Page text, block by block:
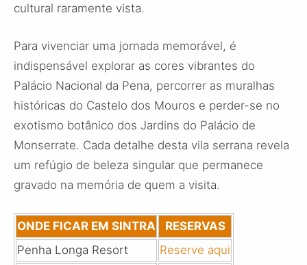
cultural raramente vista.
Para vivenciar uma jornada memorável, é
indispensável explorar as cores vibrantes do
Palácio Nacional da Pena, percorrer as muralhas
históricas do Castelo dos Mouros e perder-se no
exotismo botânico dos Jardins do Palácio de
Monserrate. Cada detalhe desta vila serrana revela
um refúgio de beleza singular que permanece
gravado na memória de quem a visita.
ONDE FICAR EM SINTRA
RESERVAS
Penha Longa Resort
Reserve aqui